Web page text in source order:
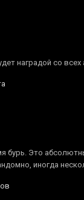
наградой со
бурь. Это
иногда